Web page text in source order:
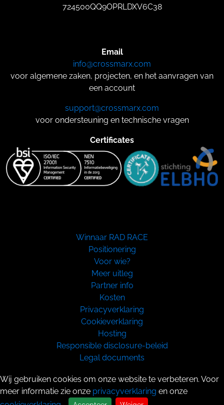
724500QQ9OPRLDXV6C38
Email
info@crossmarx.com
voor algemene zaken, projecten, en het aanvragen van
een account
support@crossmarx.com
voor ondersteuning en technische vragen
Certificates
Winnaar RAD RACE
Positionering
Voor wie?
Meer uitleg
Partner info
Kosten
Privacyverklaring
Cookieverklaring
Hosting
Responsible disclosure-beleid
Legal documents
Copyright 2026
Wij gebruiken cookies om onze website te verbeteren. Voor
meer informatie zie onze privacyverklaring en onze